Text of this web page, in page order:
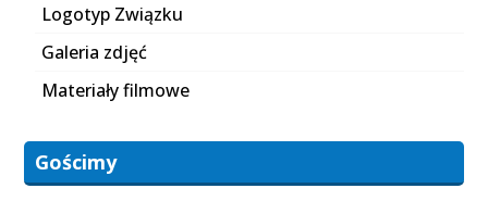
Logotyp Związku
Galeria zdjęć
Materiały filmowe
Gościmy